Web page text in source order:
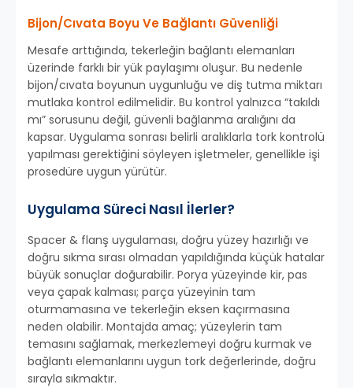
Bijon/Cıvata Boyu Ve Bağlantı Güvenliği
Mesafe arttığında, tekerleğin bağlantı elemanları
üzerinde farklı bir yük paylaşımı oluşur. Bu nedenle
bijon/cıvata boyunun uygunluğu ve diş tutma miktarı
mutlaka kontrol edilmelidir. Bu kontrol yalnızca “takıldı
mı” sorusunu değil, güvenli bağlanma aralığını da
kapsar. Uygulama sonrası belirli aralıklarla tork kontrolü
yapılması gerektiğini söyleyen işletmeler, genellikle işi
prosedüre uygun yürütür.
Uygulama Süreci Nasıl İlerler?
Spacer & flanş uygulaması, doğru yüzey hazırlığı ve
doğru sıkma sırası olmadan yapıldığında küçük hatalar
büyük sonuçlar doğurabilir. Porya yüzeyinde kir, pas
veya çapak kalması; parça yüzeyinin tam
oturmamasına ve tekerleğin eksen kaçırmasına
neden olabilir. Montajda amaç; yüzeylerin tam
temasını sağlamak, merkezlemeyi doğru kurmak ve
bağlantı elemanlarını uygun tork değerlerinde, doğru
sırayla sıkmaktır.